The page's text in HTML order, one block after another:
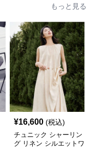
もっと見る
¥16,600 (税込)
チュニック シャーリン
グ リネン シルエットワ